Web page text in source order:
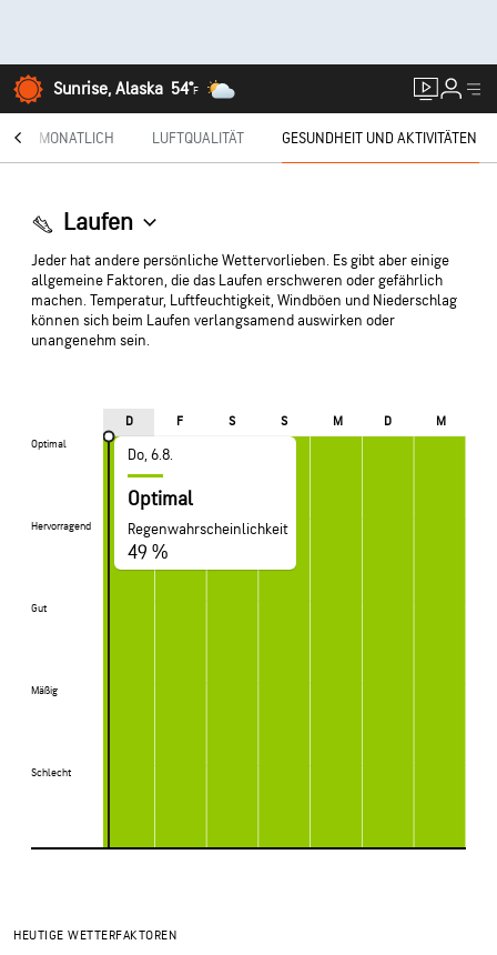
Sunrise, Alaska 54°F
MONATLICH LUFTQUALITÄT GESUNDHEIT UND AKTIVITÄTEN
Laufen
Jeder hat andere persönliche Wettervorlieben. Es gibt aber einige
allgemeine Faktoren, die das Laufen erschweren oder gefährlich
machen. Temperatur, Luftfeuchtigkeit, Windböen und Niederschlag
können sich beim Laufen verlangsamend auswirken oder
unangenehm sein.
Optimal
Hervorragend
Gut
Mäßig
Schlecht
D F S S M D M
Optimal
Hervorragend
Gut
Mäßig
Schlecht
Do, 6.8.
Optimal
Regenwahrscheinlichkeit
49 %
HEUTIGE WETTERFAKTOREN